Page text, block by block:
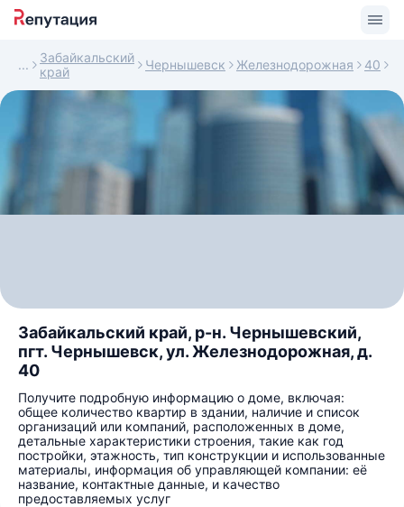
Забайкальский
край
Чернышевск Железнодорожная 40
Забайкальский край, р-н. Чернышевский,
пгт. Чернышевск, ул. Железнодорожная, д.
40
Получите подробную информацию о доме, включая:
общее количество квартир в здании, наличие и список
организаций или компаний, расположенных в доме,
детальные характеристики строения, такие как год
постройки, этажность, тип конструкции и использованные
материалы, информация об управляющей компании: её
название, контактные данные, и качество
предоставляемых услуг